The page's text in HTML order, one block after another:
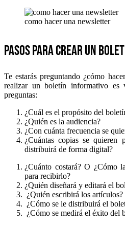
como hacer una newsletter
Pasos para crear un
Te estarás preguntando ¿cómo
realizar un boletín informativo es
preguntas:
¿Cuál es el propósito del
¿Quién es la audiencia?
¿Con cuánta frecuencia se
¿Cuántas copias se quieren
distribuirá de forma digital?
¿Cuánto costará? O ¿Cómo
para recibirlo?
¿Quién diseñará y editará el
¿Quién escribirá los artículos?
¿Cómo se le distribuirá el
¿Cómo se medirá el éxito del